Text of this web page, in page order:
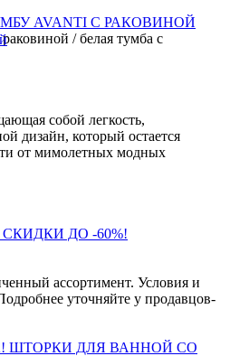
AVANTI С РАКОВИНОЙ
/ белая тумба с
собой легкость,
дизайн, который остается
от мимолетных модных
ДО -60%!
ассортимент. Условия и
уточняйте у продавцов-
ШТОРКИ ДЛЯ ВАННОЙ СО